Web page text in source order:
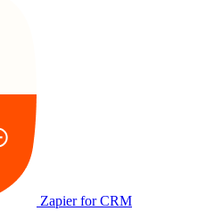
Zapier for CRM